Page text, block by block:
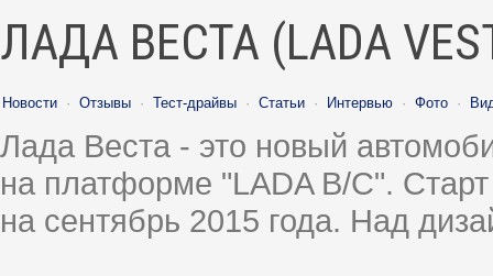
ЛАДА ВЕСТА (LADA
Новости · Отзывы · Тест-драйвы · Статьи · Интервью · Фото ·
Лада Веста - это новый
на платформе "LADA B/C".
на сентябрь 2015 года. Над